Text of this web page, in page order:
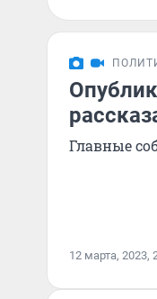
Главные
12 марта, 2023,